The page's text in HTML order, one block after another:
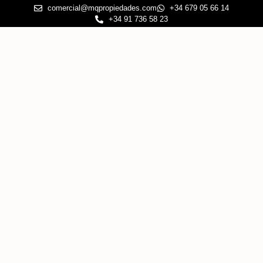
comercial@mqpropiedades.com
+34 679 05 66 14
+34 91 736 58 23